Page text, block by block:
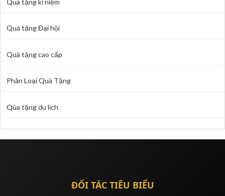
Quà tặng Đại hội
Quà tặng cao cấp
Phân Loại Quà Tặng
Qùa tặng du lịch
ĐỐI TÁC TIÊU BIỂU